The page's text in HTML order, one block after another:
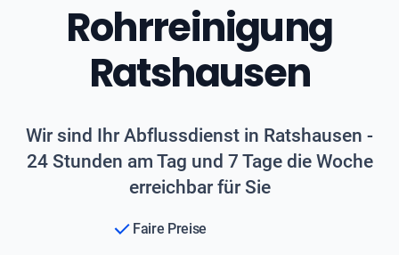
Rohrreinigung
Ratshausen
Wir sind Ihr Abflussdienst in Ratshausen -
24 Stunden am Tag und 7 Tage die Woche
erreichbar für Sie
Faire Preise